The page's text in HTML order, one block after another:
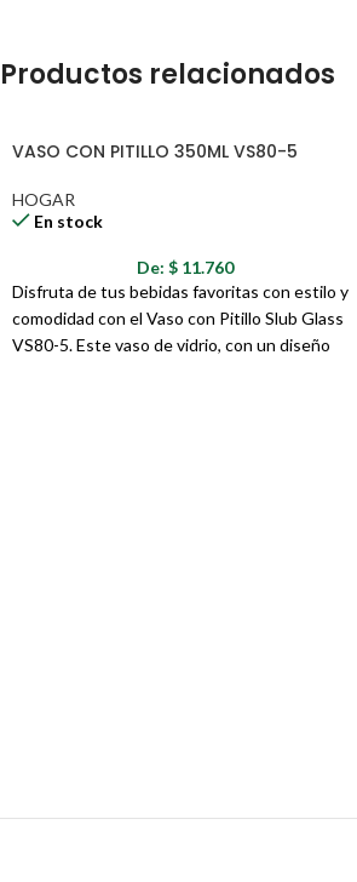
Productos relacionados
VASO CON PITILLO 350ML VS80-5
HOGAR
En stock
De: $11.760
Disfruta de tus bebidas favoritas con estilo y
comodidad con el Vaso con Pitillo Slub Glass
VS80-5. Este vaso de vidrio, con un diseño